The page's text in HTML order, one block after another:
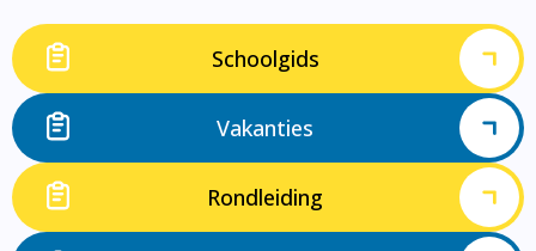
Schoolgids
Vakanties
Rondleiding